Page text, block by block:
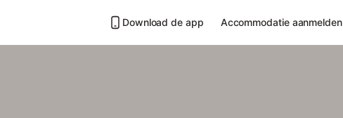
Download de app Accommodatie aanmelden